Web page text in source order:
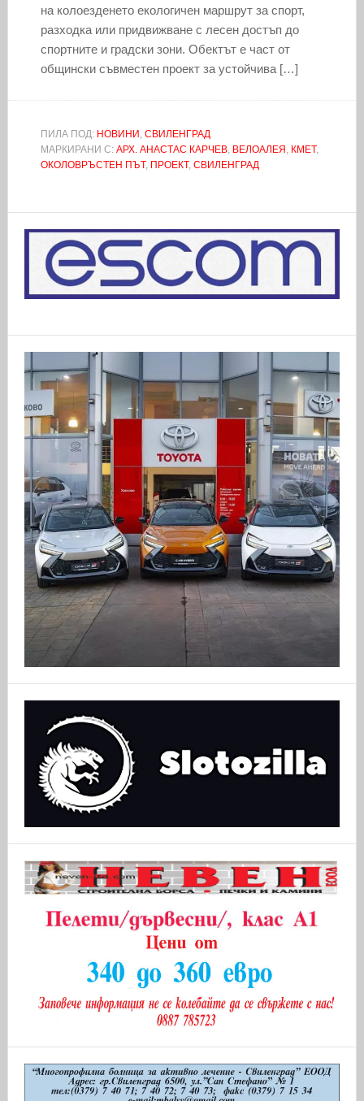
на колоезденето екологичен маршрут за спорт,
разходка или придвижване с лесен достъп до
спортните и градски зони. Обектът е част от
общински съвместен проект за устойчива […]
ПИЛА ПОД: НОВИНИ , СВИЛЕНГРАД
МАРКИРАНИ С: АРХ. АНАСТАС КАРЧЕВ, ВЕЛОАЛЕЯ , КМЕТ,
ОКОЛОВРЪСТЕН ПЪТ, ПРОЕКТ, СВИЛЕНГРАД